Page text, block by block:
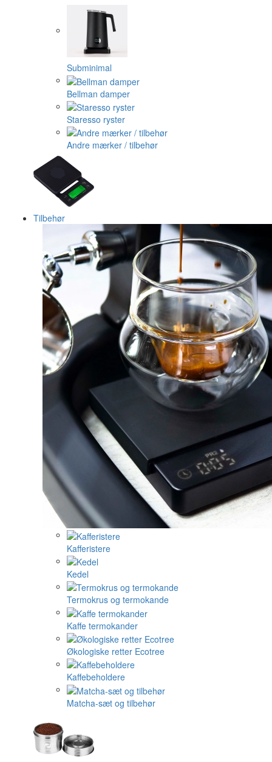
Subminimal
Bellman damper
Staresso ryster
Andre mærker / tilbehør
Tilbehør
Kafferistere
Kedel
Termokrus og termokande
Kaffe termokander
Økologiske retter Ecotree
Kaffebeholdere
Matcha-sæt og tilbehør